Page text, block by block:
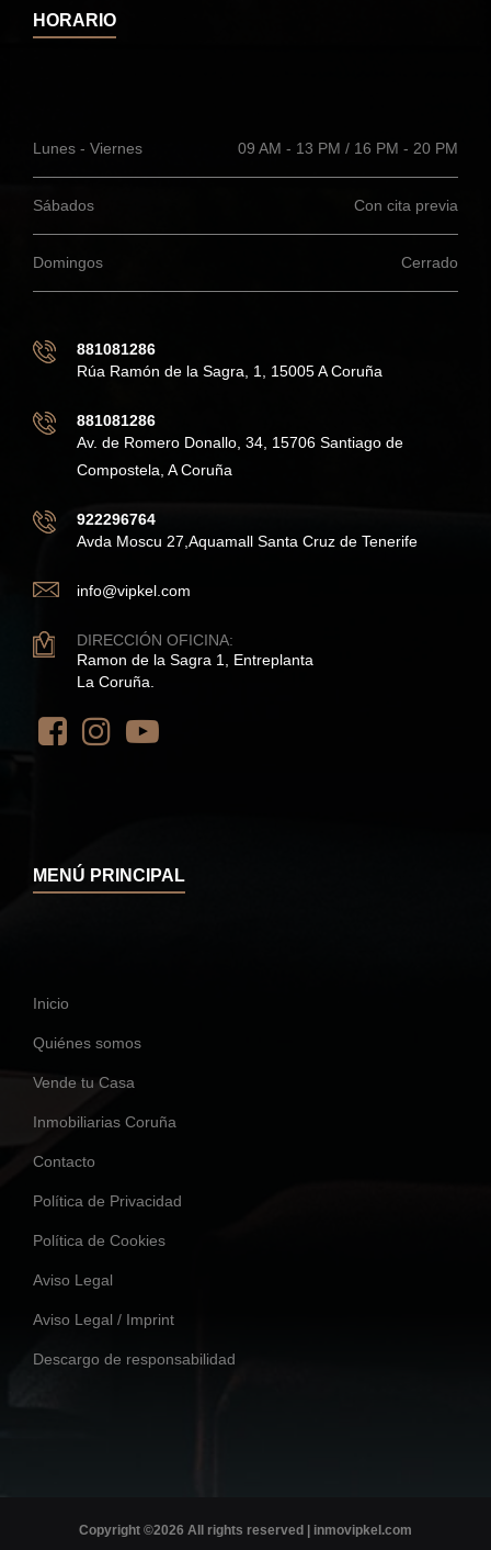
HORARIO
Lunes - Viernes 09 AM - 13 PM / 16 PM - 20 PM
Sábados Con cita previa
Domingos Cerrado
881081286
Rúa Ramón de la Sagra, 1, 15005 A Coruña
881081286
Av. de Romero Donallo, 34, 15706 Santiago de
Compostela, A Coruña
922296764
Avda Moscu 27,Aquamall Santa Cruz de Tenerife
info@vipkel.com
DIRECCIÓN OFICINA:
Ramon de la Sagra 1, Entreplanta
La Coruña.
MENÚ PRINCIPAL
Inicio
Quiénes somos
Vende tu Casa
Inmobiliarias Coruña
Contacto
Política de Privacidad
Política de Cookies
Aviso Legal
Aviso Legal / Imprint
Descargo de responsabilidad
Copyright ©2026 All rights reserved | inmovipkel.com